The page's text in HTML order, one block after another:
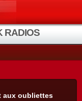
RADIOS
aux oubliettes